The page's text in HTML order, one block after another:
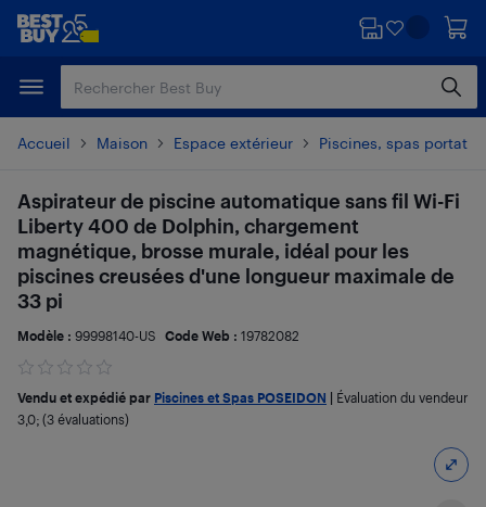
Passer
principal
Passer
Accueil Maison Espace extérieur Piscines, spas
Aspirateur de piscine automatique sans fil Wi-Fi
Liberty 400 de Dolphin, chargement
magnétique, brosse murale, idéal pour les
piscines creusées d'une longueur maximale de
33 pi
Modèle : 99998140-US Code Web : 19782082
Vendu et expédié par Piscines et Spas POSEIDON
Évaluation du vendeur
3,0; (3 évaluations)